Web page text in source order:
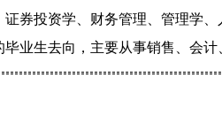
券投资学、财务管理、管理学
业生去向，主要从事销售、会计